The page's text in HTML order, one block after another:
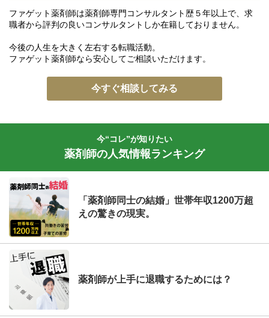
ファゲット薬剤師は薬剤師専門コンサルタント歴５年以上で、求
職者から評判の良いコンサルタントしか在籍しておりません。
今後の人生を大きく左右する転職活動。
ファゲット薬剤師なら安心してご相談いただけます。
今すぐ相談してみる
今“コレ”が知りたい
薬剤師の人気情報ランキング
「薬剤師同士の結婚」世帯年収1200万超
えの驚きの現実。
薬剤師が上手に退職するためには？